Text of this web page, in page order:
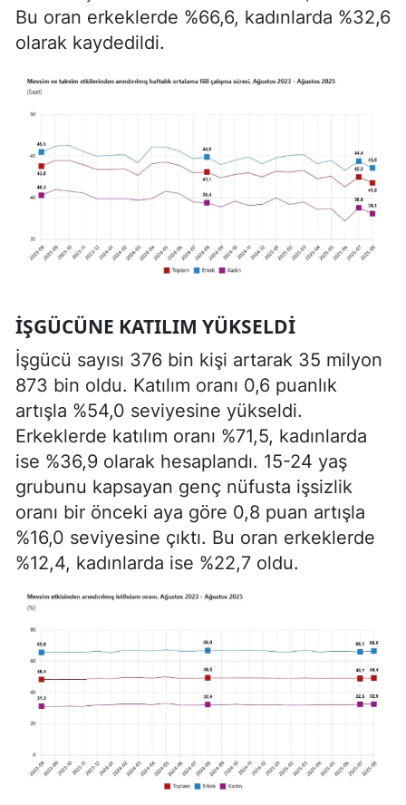
Bu oran erkeklerde %66,6, kadınlarda %32,6
olarak kaydedildi.
İŞGÜCÜNE KATILIM YÜKSELDI
İşgücü sayısı 376 bin kişi artarak 35 milyon
873 bin oldu. Katılım oranı 0,6 puanlık
artışla %54,0 seviyesine yükseldi.
Erkeklerde katılım oranı %71,5, kadınlarda
ise %36,9 olarak hesaplandı. 15-24 yaş
grubunu kapsayan genç nüfusta işsizlik
oranı bir önceki aya göre 0,8 puan artışla
%16,0 seviyesine çıktı. Bu oran erkeklerde
%12,4, kadınlarda ise %22,7 oldu.